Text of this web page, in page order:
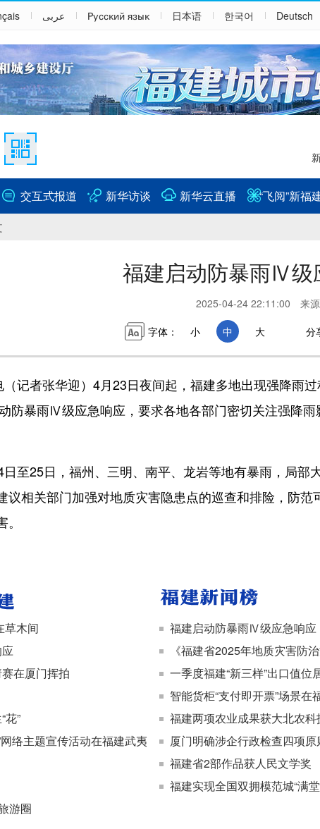
عربى Русский язык 日本语 한국어 Deutsch
交互式报道 新华访谈 新华云直播 “飞阅”新福
福建启动防暴雨Ⅳ级
2025-04-24 22:11:00 来
字体：
小 中 大 分
者张华迎）4月23日夜间起，福建多地出现强降雨过
防暴雨Ⅳ级应急响应，要求各地各部门密切关注强降
25日，福州、三明、南平、龙岩等地有暴雨，局部
议相关部门加强对地质灾害隐患点的巡查和排险，防范
草木间
在厦门挥拍
花”
络主题宣传活动在福建武夷
游圈
福建启动防暴雨Ⅳ级应急响应
《福建省2025年地质灾害防
一季度福建“新三样”出口值位
智能货柜“支付即开票”场景在
福建两项农业成果获大北农科
厦门明确涉企行政检查四项原
福建省2部作品获人民文学奖
福建实现全国双拥模范城“满